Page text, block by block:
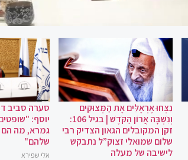
נִצְּחוּ אֶרְאֶלִּים אֶת הַמְּצוּקִים
וְנִשְׁבָּה אֲרוֹן הַקֹּדֶשׁ | בגיל 106:
זקן המקובלים הגאון הצדיק רבי
שלום שמואלי זצוק”ל נתבקש
לישיבה של מעלה
סערה סביב
יוסף:
גמרא, מה הם
שלהם"
אלי שפירא